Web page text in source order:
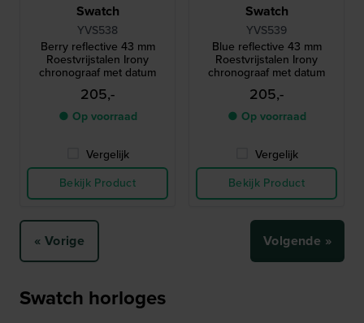
Swatch
YVS538
Berry reflective 43 mm
Roestvrijstalen Irony
chronograaf met datum
205,-
● Op voorraad
Vergelijk
Bekijk Product
Swatch
YVS539
Blue reflective 43 mm
Roestvrijstalen Irony
chronograaf met datum
205,-
● Op voorraad
Vergelijk
Bekijk Product
« Vorige Volgende »
Swatch horloges